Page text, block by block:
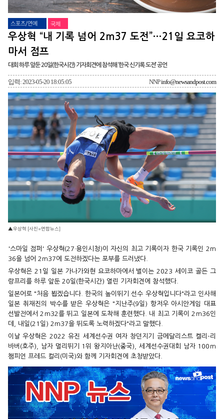
스포츠/연예 국제
우상혁 “내 기록 넘어 2ｍ37 도전”…21일 요코하
마서 점프
대회 하루 앞둔 20일(한국시간) 기자회견에 참석해 ‘한국 신기록 도전’ 공언
입력: 2023-05-20 18:05:05 NNPinfo@newsandpost.com
▲우상혁 [사진=연합뉴스]
'스마일 점퍼' 우상혁(27·용인시청)이 자신의 최고 기록이자 한국 기록인 2ｍ
36을 넘어 2ｍ37에 도전하겠다는 포부를 드러냈다.
우상혁은 21일 일본 가나가와현 요코하마에서 벌이는 2023 세이코 골든 그
랑프리를 하루 앞둔 20일(한국시간) 열린 기자회견에 참석했다.
일본어로 "처음 뵙겠습니다. 한국의 높이뛰기 선수 우상혁입니다"라고 인사해
일본 취재진의 박수를 받은 우상혁은 "지난주(9일) 항저우 아시안게임 대표
선발전에서 2ｍ32를 뛰고 일본에 도착해 훈련했다. 내 최고 기록이 2ｍ36인
데, 내일(21일) 2ｍ37을 뛰도록 노력하겠다"라고 말했다.
이날 우상혁은 2022 유진 세계선수권 여자 창던지기 금메달리스트 켈리-리
바버(호주), 남자 멀리뛰기 1위 왕지아난(중국), 세계선수권대회 남자 100ｍ
챔피언 프레드 컬리(미국)와 함께 기자회견에 초청받았다.